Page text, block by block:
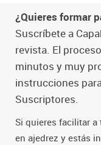
¿Quieres formar
Suscríbete a
revista. El
minutos y muy
instrucciones
Suscriptores.
Si quieres facilitar
en ajedrez y estás